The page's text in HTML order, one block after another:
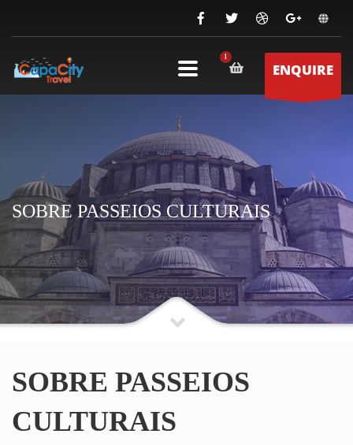
ENQUIRE
SOBRE PASSEIOS CULTURAIS
SOBRE PASSEIOS
CULTURAIS